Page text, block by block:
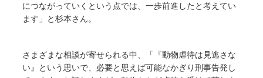
につながっていくという点では、一歩前進したと考えてい
ます」と杉本さん。
さまざまな相談が寄せられる中、「『動物虐待は見逃さな
い』という思いで、必要と思えば可能なかぎり刑事告発し